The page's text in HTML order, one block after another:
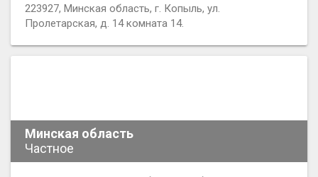
223927, Минская область, г. Копыль, ул.
Пролетарская, д. 14 комната 14.
Минская область
Частное